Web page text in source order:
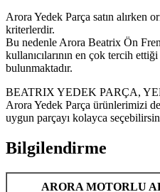
Arora Yedek Parça satın alırken
kriterlerdir.
Bu nedenle Arora Beatrix Ön
kullanıcılarının en çok tercih
bulunmaktadır.
BEATRIX YEDEK PARÇA,
Arora Yedek Parça ürünlerimizi
uygun parçayı kolayca
Bilgilendirme
ARORA MOTORLU